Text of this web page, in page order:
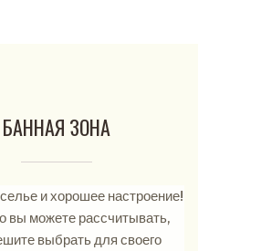
БАННАЯ ЗОНА
и хорошее настроение!
вы можете рассчитывать,
выбрать для своего